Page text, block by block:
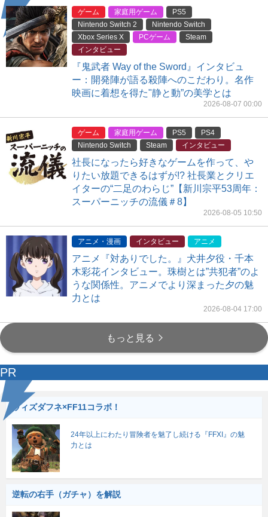
ゲーム 家庭用ゲーム
PS5
Nintendo Switch 2
Nintendo Switch
Xbox Series X
PCゲーム
Steam
インタビュー
『鬼武者 Way of the Sword』インタビュ
ー：開発陣が語る殺陣へのこだわり。名作
映画に着想を得た"静と動”の美学とは
2026-08-07 00:00
ゲーム 家庭用ゲーム PS5
PS4
Nintendo Switch
Steam インタビュー
社長になったら好きなゲームを作って、や
りたい放題できるはずが!? 社長業とクリエ
イターの“二足のわらじ”【新川宗平53周年：
スーパーニッチの流儀＃8】
2026-08-05 10:50
アニメ・漫画 インタビュー アニメ
アニメ『対ありでした。』犬井夕役・千本
木彩花インタビュー。珠樹とは”共犯者”のよ
うな関係性。アニメでより深まった夕の魅
力とは
2026-08-04 17:00
もっと見る
PR
ウィズダフネ×FF11コラボ！
24年以上にわたり冒険者を魅了し続ける『FFXI』の魅
力とは
逆転の右手（ガチャ）を解説